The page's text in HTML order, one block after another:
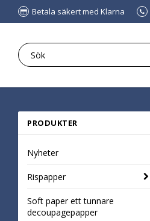
Betala säkert med Klarna
PRODUKTER
Nyheter
Rispapper
Soft paper ett tunnare
decoupagepapper